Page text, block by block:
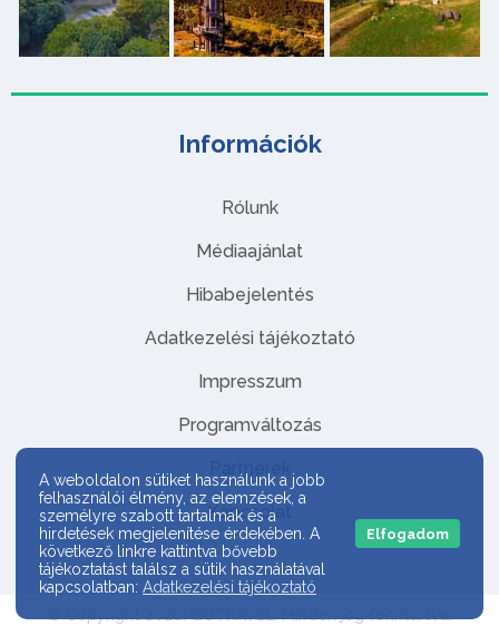
Információk
Rólunk
Médiaajánlat
Hibabejelentés
Adatkezelési tájékoztató
Impresszum
Programváltozás
Partnerek
Kapcsolat
© Copyright 2026. GOTRAVEL. Minden jog fenntartva.
A weboldalon sütiket használunk a jobb
felhasználói élmény, az elemzések, a
személyre szabott tartalmak és a
hirdetések megjelenítése érdekében. A
következő linkre kattintva bővebb
tájékoztatást találsz a sütik használatával
kapcsolatban: Adatkezelési tájékoztató
Elfogadom